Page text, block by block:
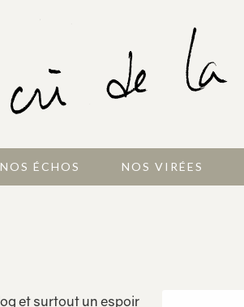
NOS ÉCHOS NOS VIRÉES
et surtout un espoir